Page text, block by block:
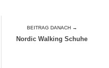
BEITRAG DANACH →
Nordic Walking Schuhe